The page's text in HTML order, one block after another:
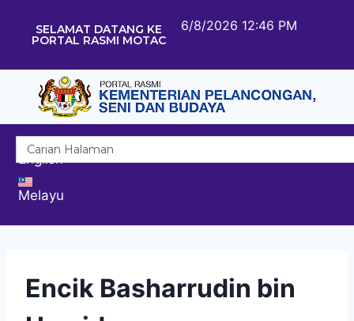
SELAMAT DATANG KE
PORTAL RASMI MOTAC
6/8/2026 12:46 PM
English
Melayu
Encik Basharrudin bin